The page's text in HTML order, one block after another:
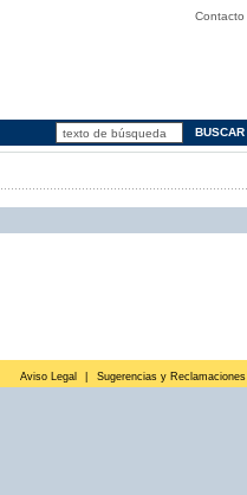
Contacto
Aviso Legal Sugerencias y Reclamaciones